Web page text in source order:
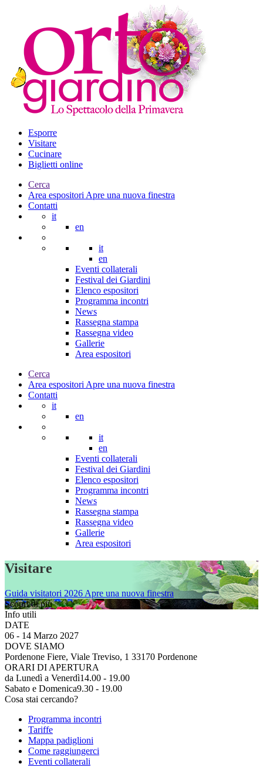
Esporre
Visitare
Cucinare
Biglietti online
Cerca
Area espositori Apre una nuova finestra
Contatti
it
en
it
en
Eventi collaterali
Festival dei Giardini
Elenco espositori
Programma incontri
News
Rassegna stampa
Rassegna video
Gallerie
Area espositori
Cerca
Area espositori Apre una nuova finestra
Contatti
it
en
it
en
Eventi collaterali
Festival dei Giardini
Elenco espositori
Programma incontri
News
Rassegna stampa
Rassegna video
Gallerie
Area espositori
Visitare
Guida visitatori 2026 Apre una nuova finestra
Scopri di più
Info utili
DATE
06 - 14 Marzo 2027
DOVE SIAMO
Pordenone Fiere, Viale Treviso, 1 33170 Pordenone
ORARI DI APERTURA
da Lunedì a Venerdì14.00 - 19.00
Sabato e Domenica9.30 - 19.00
Cosa stai cercando?
Programma incontri
Tariffe
Mappa padiglioni
Come raggiungerci
Eventi collaterali